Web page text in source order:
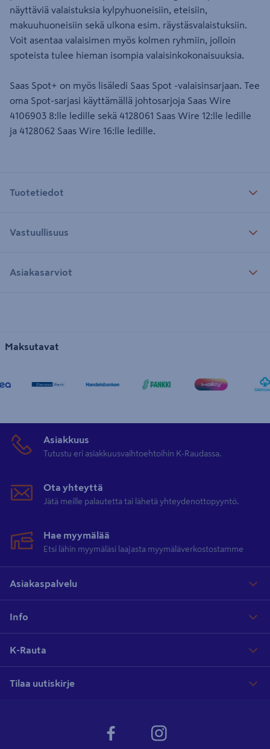
näyttäviä valaistuksia kylpyhuoneisiin, eteisiin,
makuuhuoneisiin sekä ulkona esim. räystäsvalaistuksiin.
Voit asentaa valaisimen myös kolmen ryhmiin, jolloin
spoteista tulee hieman isompia valaisinkokonaisuuksia.
Saas Spot+ on myös lisäledi Saas Spot -valaisinsarjaan. Tee
oma Spot-sarjasi käyttämällä johtosarjoja Saas Wire
4106903 8:lle ledille sekä 4128061 Saas Wire 12:lle ledille
ja 4128062 Saas Wire 16:lle ledille.
Tuotetiedot
Vastuullisuus
Asiakasarviot
Maksutavat
Asiakkuus
Tutustu eri asiakkuusvaihtoehtoihin K-Raudassa.
Ota yhteyttä
Jätä meille palautetta tai lähetä yhteydenottopyyntö.
Hae myymälää
Etsi lähin myymäläsi laajasta myymäläverkostostamme
Asiakaspalvelu
Info
K-Rauta
Tilaa uutiskirje